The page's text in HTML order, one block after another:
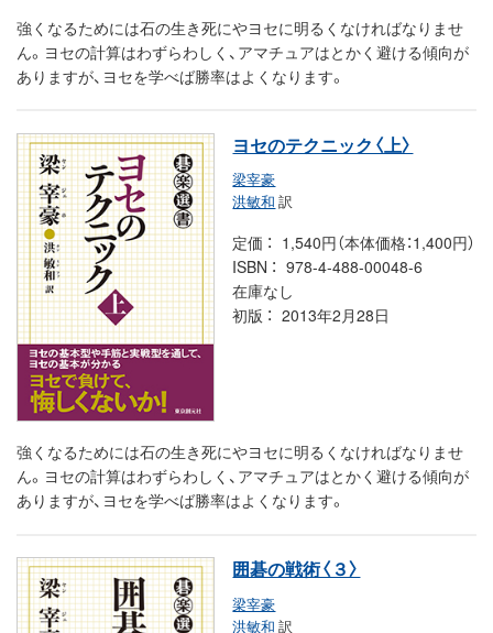
強くなるためには石の生き死にやヨセに明るくなければなりませ
ん。ヨセの計算はわずらわしく、アマチュアはとかく避ける傾向が
ありますが、ヨセを学べば勝率はよくなります。
ヨセのテクニック〈上〉
梁宰豪
洪敏和 訳
定価
1,540円（本体価格：1,400円）
ISBN
978-4-488-00048-6
在庫なし
初版
2013年2月28日
強くなるためには石の生き死にやヨセに明るくなければなりませ
ん。ヨセの計算はわずらわしく、アマチュアはとかく避ける傾向が
ありますが、ヨセを学べば勝率はよくなります。
囲碁の戦術〈３〉
梁宰豪
洪敏和 訳